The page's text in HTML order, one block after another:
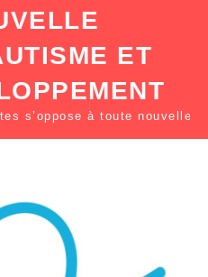
ET
s’oppose à toute nouvelle